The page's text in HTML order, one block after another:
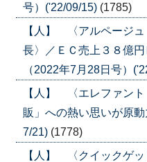
号）('22/09/15) (1785)
【人】 〈アルページ
長〉／ＥＣ売上３８億
（2022年7月28日号）
【人】 〈エレファン
販」への熱い思いが原
7/21) (1778)
【人】 〈クイックゲ